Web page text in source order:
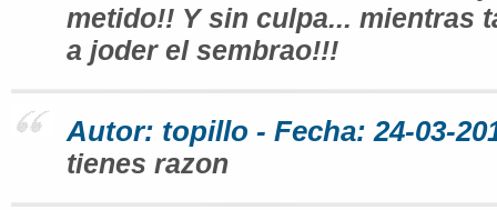
metido!! Y sin culpa... mientras
a joder el sembrao!!!
Autor: topillo - Fecha: 24-03-
tienes razon